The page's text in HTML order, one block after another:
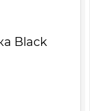
Black